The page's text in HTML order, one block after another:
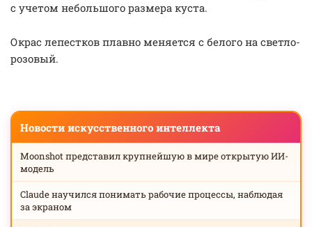
с учетом небольшого размера куста.
Окрас лепестков плавно меняется с белого на светло-
розовый.
Новости искусственного интеллекта
Moonshot представил крупнейшую в мире открытую ИИ-
модель
Claude научился понимать рабочие процессы, наблюдая
за экраном